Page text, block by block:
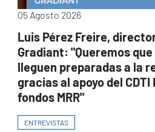
05 Agosto 2026
Luis Pérez Freire,
Gradiant: "Queremos
lleguen preparadas a la
gracias al apoyo del
fondos MRR"
ENTREVISTAS